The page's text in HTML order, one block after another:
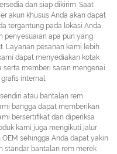
dan siap dikirim. Saat
akun khusus Anda akan dapat
tergantung pada lokasi Anda,
penyesuaian apa pun yang
Layanan pesanan kami lebih
dapat menyediakan kotak
serta memberi saran mengenai
internal.
atau bantalan rem
bangga dapat memberikan
bersertifikat dan diperiksa
kami juga mengikuti jalur
sehingga Anda dapat yakin
standar bantalan rem merek